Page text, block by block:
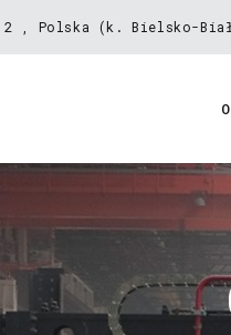
2 , Polska (k. Bielsko-